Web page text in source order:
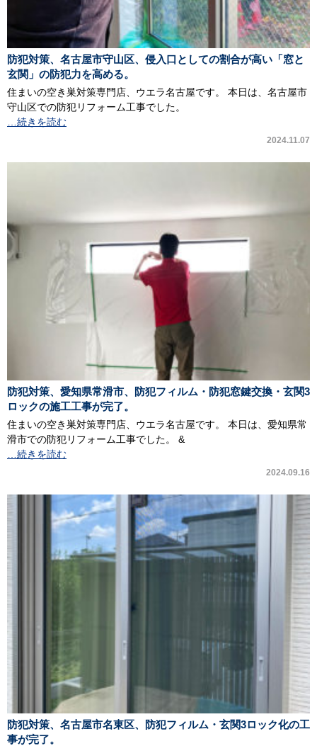
防犯対策、名古屋市守山区、侵入口としての割合が高い「窓と
玄関」の防犯力を高める。
住まいの空き巣対策専門店、ウエラ名古屋です。 本日は、名古屋市
守山区での防犯リフォーム工事でした。
…続きを読む
2024.11.07
防犯対策、愛知県常滑市、防犯フィルム・防犯窓鍵交換・玄関3
ロックの施工工事が完了。
住まいの空き巣対策専門店、ウエラ名古屋です。 本日は、愛知県常
滑市での防犯リフォーム工事でした。 &
…続きを読む
2024.09.16
防犯対策、名古屋市名東区、防犯フィルム・玄関3ロック化の工
事が完了。